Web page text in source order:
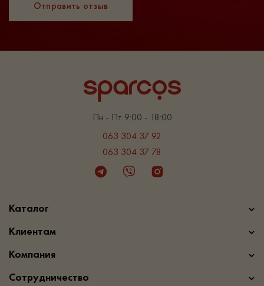
Отправить отзыв
Пн - Пт 9:00 - 18:00
063 304 37 92
063 304 37 78
TelegramViber Instagram
Каталог
Клиентам
Компания
Сотрудничество